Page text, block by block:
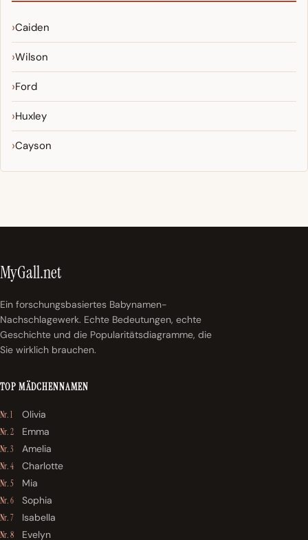
Caiden
Wilson
Ford
Huxley
Cayson
MyGall.net
Ein forschungsbasiertes Babynamen-
Nachschlagewerk. Echte Bedeutungen, echte
Geschichte und die Popularitätsdiagramme, die
Sie wirklich brauchen.
TOP MÄDCHENNAMEN
Nr. 1 Olivia
Nr. 2 Emma
Nr. 3 Amelia
Nr. 4 Charlotte
Nr. 5 Mia
Nr. 6 Sophia
Nr. 7 Isabella
Nr. 8 Evelyn